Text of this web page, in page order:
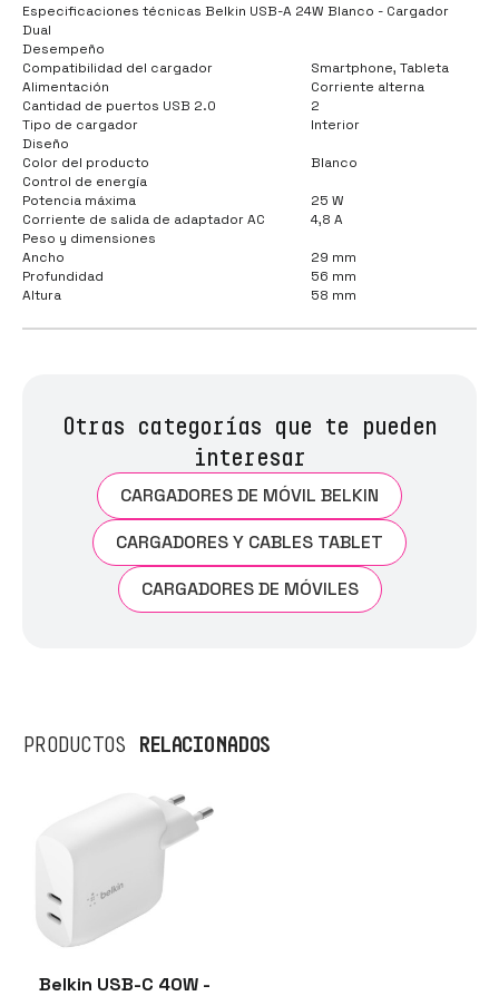
Especificaciones técnicas Belkin USB-A 24W Blanco - Cargador
Dual
Desempeño
Compatibilidad del cargador
Smartphone, Tableta
Alimentación
Corriente alterna
Cantidad de puertos USB 2.0
2
Tipo de cargador
Interior
Diseño
Color del producto
Blanco
Control de energía
Potencia máxima
25 W
Corriente de salida de adaptador AC
4,8 A
Peso y dimensiones
Ancho
29 mm
Profundidad
56 mm
Altura
58 mm
Otras categorías que te pueden
interesar
CARGADORES DE MÓVIL BELKIN
CARGADORES Y CABLES TABLET
CARGADORES DE MÓVILES
PRODUCTOS RELACIONADOS
Belkin USB-C 40W -